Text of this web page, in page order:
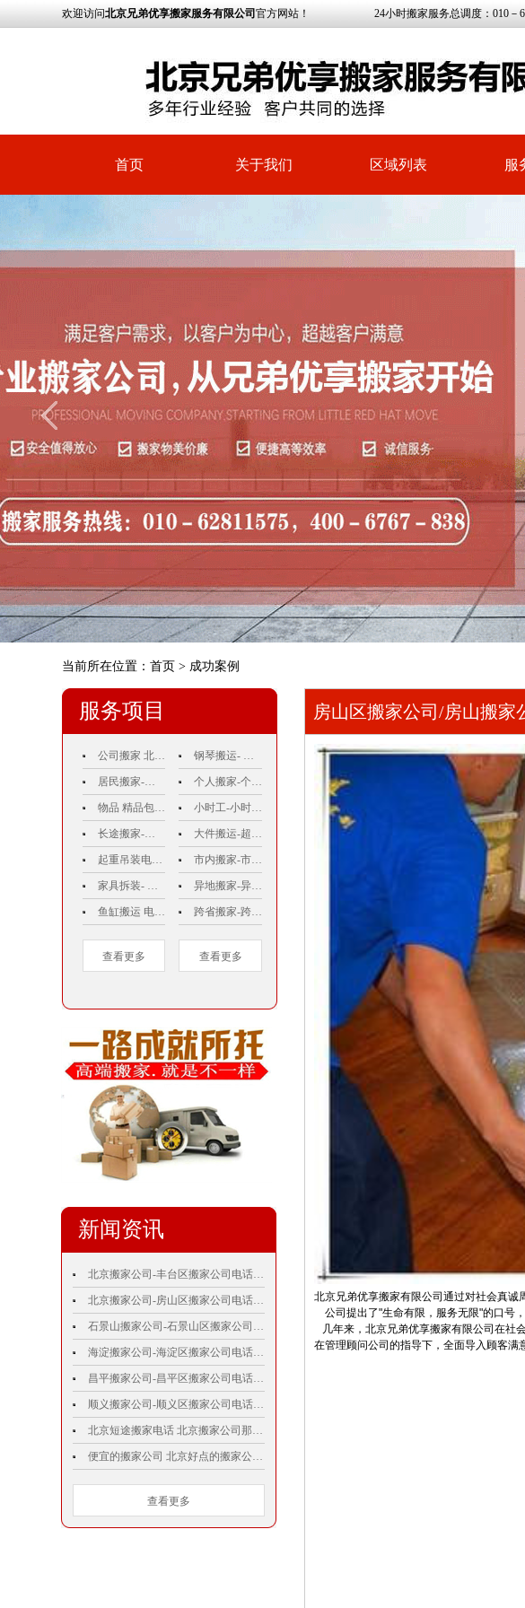
欢迎访问北京兄弟优享搬家服务有限公司 官方网站！ 24小时搬家服务总调度：010－
首页 关于我们 区域列表 服
当前所在位置： 首页 > 成功案例
公司搬家 北京公司搬家电话010－62811575公司搬家价格
居民搬家-北京居民搬家-居民搬家价格-北京居民搬家电话010－62811575 哪家好收费标准正规价格附近周边服务好那个很便宜的比较好费用
物品 精品包装 电话010－62811575
长途搬家-长途搬家公司-北京长途搬家-北京兄弟优享搬家有限公司电话010－62811575 收费标准正规价格比较好费用哪家好
起重吊装电话010－62811575
家具拆装- 家具拆装电话-北京兄弟优享搬家有限公司电话010－62811575
鱼缸搬运 电话010－62811575
查看更多
钢琴搬运- 钢琴搬运-钢琴搬运公司电话010－62811575
个人搬家-个人搬家电话010－62811575-个人搬家价格
小时工-小时工搬家-搬家小时工-北京搬家小时工-小时工搬家公司电话010－62811575
大件搬运-超重物品搬运电话010－62811575
市内搬家-市内搬家电话010－62811575-北京市内搬家-市内搬家公司-市内搬家公司排名.价格
异地搬家-异地搬家公司-异地搬家公司电话010－62811575-异地搬家电话-异地搬家公司价格-异地搬家价格
跨省搬家-跨省搬家公司-跨省搬家电话-跨省搬家公司电话010－62811575-跨省搬家价格-跨省搬家公司价格
查看更多
服务项目
北京搬家公司-丰台区搬家公司电话010－62811575 丰台搬家
北京搬家公司-房山区搬家公司电话010－62811575
石景山搬家公司-石景山区搬家公司电话010－62811575
海淀搬家公司-海淀区搬家公司电话010－62811575 海淀搬家
昌平搬家公司-昌平区搬家公司电话010－62811575 昌平搬家
顺义搬家公司-顺义区搬家公司电话010－62811575
北京短途搬家电话 北京搬家公司那家便宜 企业搬家哪家便宜 搬家公司哪家 便宜搬家公司北京 北京豪华搬家公司
便宜的搬家公司 北京好点的搬家公司 比较好的搬家公司 请搬家公司要多少钱 那家搬家公司好
查看更多
新闻资讯
北京兄弟优享搬家有限公司通过对社会真诚
公司提出了"生命有限，服务无限"的口号
几年来，北京兄弟优享搬家有限公司在社
在管理顾问公司的指导下，全面导入顾客满
房山区搬家公司/房山搬家
电话价格收费标准哪家很